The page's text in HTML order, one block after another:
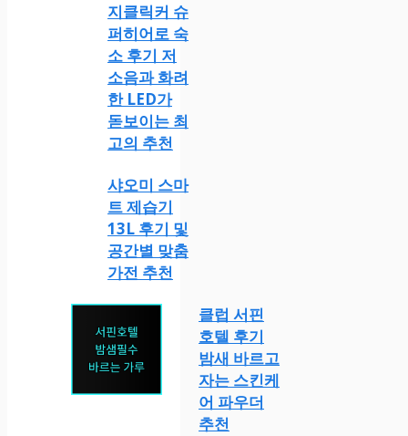
지클릭커 슈
퍼히어로 숙
소 후기 저
소음과 화려
한 LED가
돋보이는 최
고의 추천
샤오미 스마
트 제습기
13L 후기 및
공간별 맞춤
가전 추천
클럽 서핀
호텔 후기
밤새 바르고
자는 스킨케
어 파우더
추천